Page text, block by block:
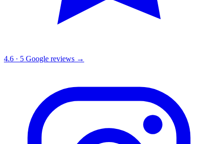
4.6 · 5 Google reviews →